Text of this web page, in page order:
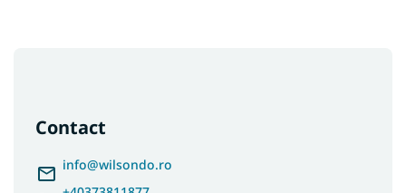
Contact
info@wilsondo.ro